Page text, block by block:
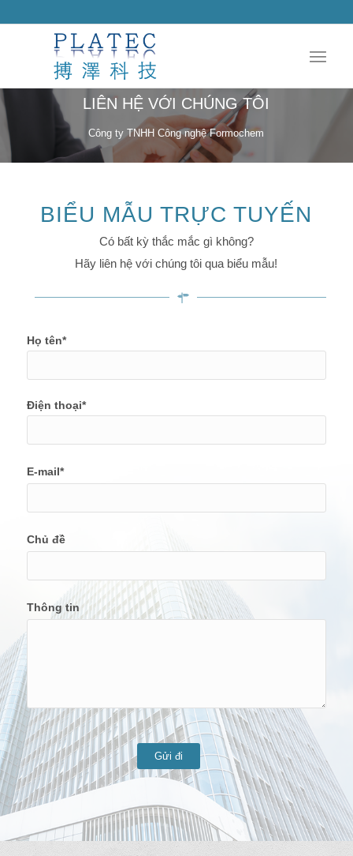
LIÊN HỆ VỚI CHÚNG TÔI
Công ty TNHH Công nghệ Formochem
BIỂU MẪU TRỰC TUYẾN
Có bất kỳ thắc mắc gì không?
Hãy liên hệ với chúng tôi qua biểu mẫu!
Họ tên*
Điện thoại*
E-mail*
Chủ đề
Thông tin